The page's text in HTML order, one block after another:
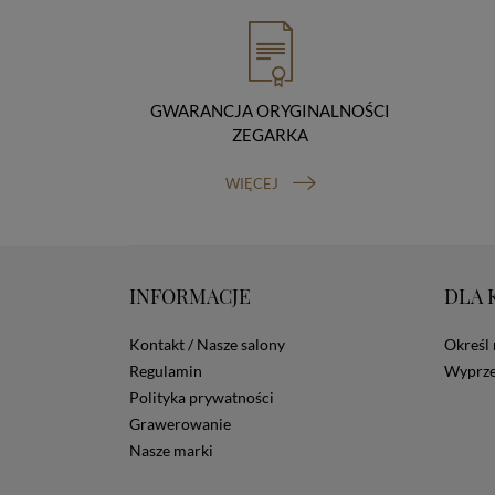
GWARANCJA ORYGINALNOŚCI
ZEGARKA
WIĘCEJ
INFORMACJE
Kontakt / Nasze salony
Regulamin
Polityka prywatności
Grawerowanie
Nasze marki
DLA
Określ